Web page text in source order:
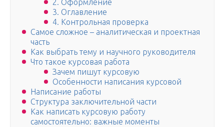
2. Оформление
3. Оглавление
4. Контрольная проверка
Самое сложное – аналитическая и проектная
часть
Как выбрать тему и научного руководителя
Что такое курсовая работа
Зачем пишут курсовую
Особенности написания курсовой
Написание работы
Структура заключительной части
Как написать курсовую работу
самостоятельно: важные моменты